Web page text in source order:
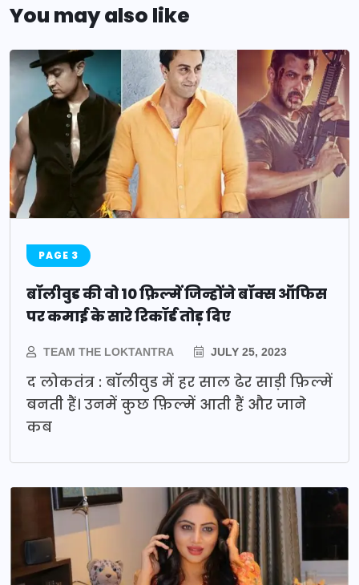
You may also like
PAGE 3
बॉलीवुड की वो 10 फ़िल्में जिन्होंने बॉक्स ऑफिस
पर कमाई के सारे रिकॉर्ड तोड़ दिए
TEAM THE LOKTANTRA JULY 25, 2023
द लोकतंत्र : बॉलीवुड में हर साल ढेर साड़ी फ़िल्में
बनती हैं। उनमें कुछ फ़िल्में आती हैं और जाने
कब